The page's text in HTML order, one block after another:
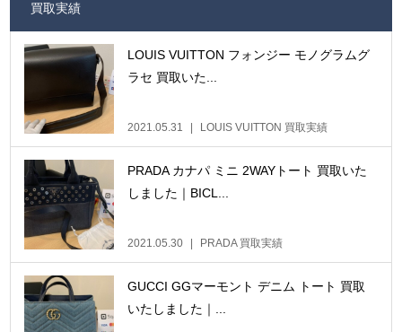
買取実績
LOUIS VUITTON フォンジー モノグラムグ
ラセ 買取いた...
2021.05.31 LOUIS VUITTON 買取実績
PRADA カナパ ミニ 2WAYトート 買取いた
しました｜BICL...
2021.05.30 PRADA 買取実績
GUCCI GGマーモント デニム トート 買取
いたしました｜...